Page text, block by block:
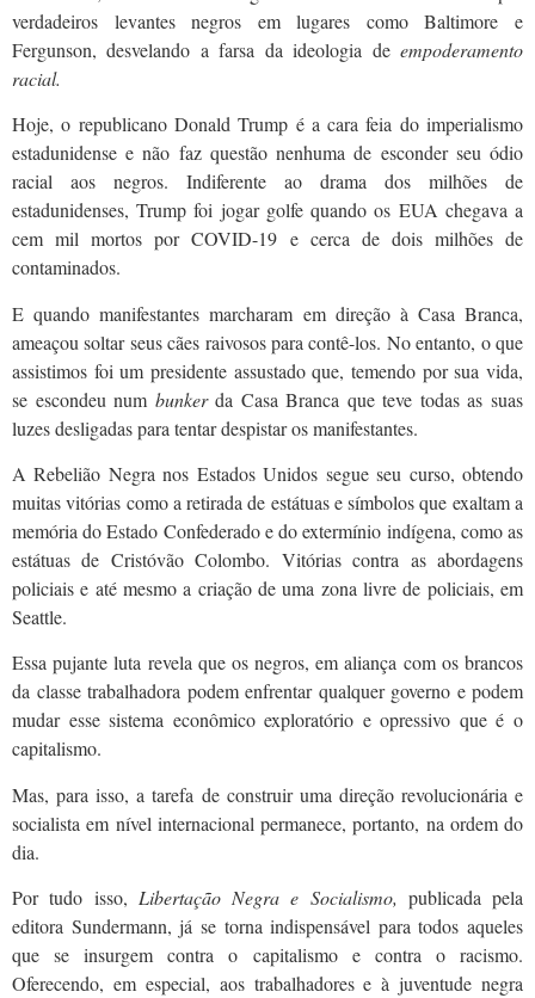
verdadeiros levantes negros em lugares como Baltimore e
Fergunson, desvelando a farsa da ideologia de empoderamento
racial.
Hoje, o republicano Donald Trump é a cara feia do imperialismo
estadunidense e não faz questão nenhuma de esconder seu ódio
racial aos negros. Indiferente ao drama dos milhões de
estadunidenses, Trump foi jogar golfe quando os EUA chegava a
cem mil mortos por COVID-19 e cerca de dois milhões de
contaminados.
E quando manifestantes marcharam em direção à Casa Branca,
ameaçou soltar seus cães raivosos para contê-los. No entanto, o que
assistimos foi um presidente assustado que, temendo por sua vida,
se escondeu num bunkerda Casa Branca que teve todas as suas
luzes desligadas para tentar despistar os manifestantes.
A Rebelião Negra nos Estados Unidos segue seu curso, obtendo
muitas vitórias como a retirada de estátuas e símbolos que exaltam a
memória do Estado Confederado e do extermínio indígena, como as
estátuas de Cristóvão Colombo. Vitórias contra as abordagens
policiais e até mesmo a criação de uma zona livre de policiais, em
Seattle.
Essa pujante luta revela que os negros, em aliança com os brancos
da classe trabalhadora podem enfrentar qualquer governo e podem
mudar esse sistema econômico exploratório e opressivo que é o
capitalismo.
Mas, para isso, a tarefa de construir uma direção revolucionária e
socialista em nível internacional permanece, portanto, na ordem do
dia.
Por tudo isso, Libertação Negrae Socialismo, publicada pela
editora Sundermann, já se torna indispensável para todos aqueles
que se insurgem contra o capitalismo e contra o racismo.
Oferecendo, em especial, aos trabalhadores e à juventude negra